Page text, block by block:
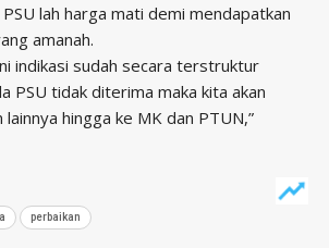
lah harga mati demi mendapatkan
amanah.
indikasi sudah secara terstruktur
PSU tidak diterima maka kita akan
hingga ke MK dan PTUN,”
perbaikan